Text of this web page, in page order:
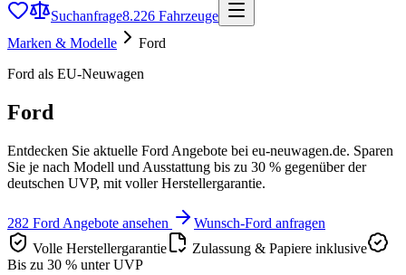
Suchanfrage8.226 Fahrzeuge
Marken & Modelle
Ford
Ford als EU-Neuwagen
Ford
Entdecken Sie aktuelle Ford Angebote bei eu-neuwagen.de. Sparen
Sie je nach Modell und Ausstattung bis zu 30 % gegenüber der
deutschen UVP, mit voller Herstellergarantie.
282 Ford Angebote ansehen
Wunsch-Ford anfragen
Volle Herstellergarantie
Zulassung & Papiere inklusive
Bis zu 30 % unter UVP